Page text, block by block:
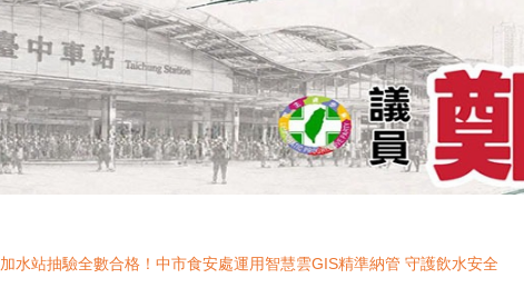
加水站抽驗全數合格！中市食安處運用智慧雲GIS精準納管 守護飲水安全